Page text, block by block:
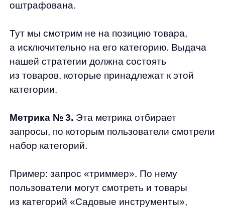
📍в 50% случаев смотрели триммер для
📍в 47% случаев — триммеры для травы;
📍в 3% случаев — аксессуары для
из последней категории.
Метрика № 4.Если предыдущие метрики
к конкретному бренду.
Для нее мы отбираем запросы, по которым